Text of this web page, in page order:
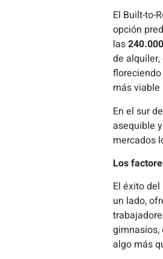
El Built-to-
opción
las
de
más viable
En el sur
asequible
mercados
Los
El éxito
un lado,
gimnasios,
algo más